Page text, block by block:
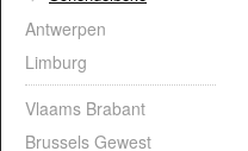
Antwerpen
Limburg
Vlaams Brabant
Brussels Gewest